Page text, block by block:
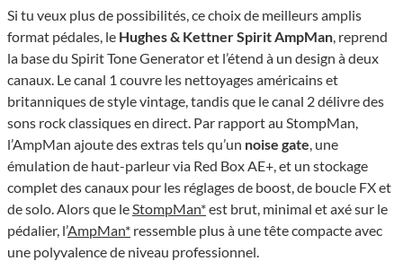
Si tu veux plus de possibilités, ce choix de meilleurs amplis
format pédales, le Hughes & Kettner Spirit AmpMan, reprend
la base du Spirit Tone Generator et l’étend à un design à deux
canaux. Le canal 1 couvre les nettoyages américains et
britanniques de style vintage, tandis que le canal 2 délivre des
sons rock classiques en direct. Par rapport au StompMan,
l’AmpMan ajoute des extras tels qu’un noise gate, une
émulation de haut-parleur via Red Box AE+, et un stockage
complet des canaux pour les réglages de boost, de boucle FX et
de solo. Alors que leStompMan*est brut, minimal et axé sur le
pédalier, l’AmpMan* ressemble plus à une tête compacte avec
une polyvalence de niveau professionnel.